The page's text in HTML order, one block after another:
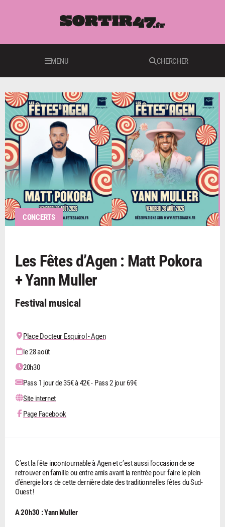
MENU CHERCHER
CONCERTS
Les Fêtes d’Agen : Matt Pokora
+ Yann Muller
Festival musical
Place Docteur Esquirol - Agen
le 28 août
20h30
Pass 1 jour de 35€ à 42€ - Pass 2 jour 69€
Site internet
Page Facebook
C’est la fête incontournable à Agen et c’est aussi l’occasion de se
retrouver en famille ou entre amis avant la rentrée pour faire le plein
d’énergie lors de cette dernière date des traditionnelles fêtes du Sud-
Ouest !
A 20h30 : Yann Muller